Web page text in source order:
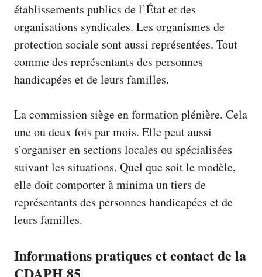
établissements publics de l’État et des
organisations syndicales. Les organismes de
protection sociale sont aussi représentées. Tout
comme des représentants des personnes
handicapées et de leurs familles.
La commission siège en formation plénière. Cela
une ou deux fois par mois. Elle peut aussi
s’organiser en sections locales ou spécialisées
suivant les situations. Quel que soit le modèle,
elle doit comporter à minima un tiers de
représentants des personnes handicapées et de
leurs familles.
Informations pratiques et contact de la